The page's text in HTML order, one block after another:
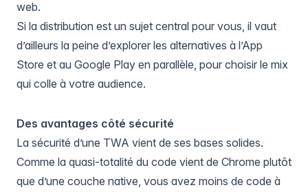
web.
Si la distribution est un sujet central pour vous, il vaut
d’ailleurs la peine d’explorer les alternatives à l’App
Store et au Google Play en parallèle, pour choisir le mix
qui colle à votre audience.
Des avantages côté sécurité
La sécurité d’une TWA vient de ses bases solides.
Comme la quasi-totalité du code vient de Chrome plutôt
que d’une couche native, vous avez moins de code à